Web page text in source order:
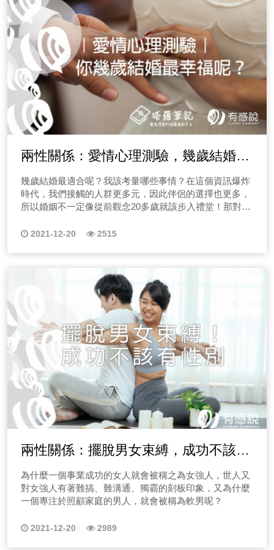
兩性關係：愛情心理測驗，幾歲結婚最
幸福
幾歲結婚最適合呢？我該考量哪些事情？在這個資訊爆炸
時代，我們接觸的人群更多元，因此伴侶的選擇也更多，
所以婚姻不一定像從前觀念20多歲就該步入禮堂！那對你
2021-12-20 2515
兩性關係：擺脫男女束縛，成功不該有
性別，男男女女身而獨立
為什麼一個事業成功的女人就會被稱之為女強人，世人又
對女強人有著難搞、難溝通、獨霸的刻板印象，又為什麼
一個專注於照顧家庭的男人，就會被稱為軟男呢？
2021-12-20 2989